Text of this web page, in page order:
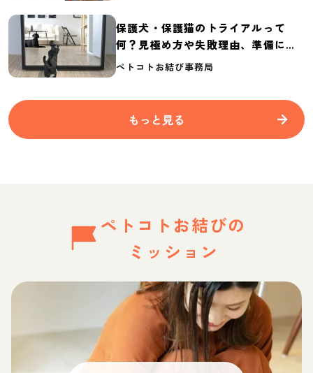
保護犬・保護猫のトライアルって
何？見極め方や失敗理由、準備に必
要なものを紹介
ペトコトお結び事務局
もっと見る
ペトコトお結びの
ミッション